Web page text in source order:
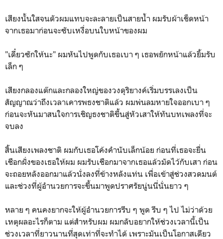
เสียงนั้นใสจนตัวผมแทบจะละลายเป็นสายน้ำ ผมรับผ้าเช็ดหน้า
จากเธอมาก่อนจะซับเหงื่อบนใบหน้าของผม
"เดี๋ยวซักให้นะ" ผมหันไปพูดกับเธอเบา ๆ เธอพยักหน้าแล้วยิ้มรับ
เล็ก ๆ
เสียงกลองแต๊กและกลองใหญ่ของวงดุริยางค์เริ่มบรรเลงเป็น
สัญญาณว่าถึงเวลาเคารพธงชาติแล้ว ผมพ่นลมหายใจออกเบา ๆ
ก่อนจะหันมาสนใจการเชิญธงชาติขึ้นสู่หัวเสาให้ทันบทเพลงที่จะ
จบลง
สิ้นเสียงเพลงชาติ ผมกับเธอโค้งคำนับเล็กน้อย ก่อนที่เธอจะยื่น
เชือกฝั่งของเธอให้ผม ผมรับเชือกมาจากเธอแล้วมัดไว้กับเสา ก่อน
จะถอยหลังออกมาแล้วนั่งลงที่ข้างหลังแท่น เพื่อเข้าสู่ช่วงสวดมนต์
และช่วงที่ผู้อำนวยการจะขึ้นมาพูดปราศรัยนู่นนี่นั่นยาว ๆ
หลาย ๆ คนคงยากจะให้ผู้อำนวยการรีบ ๆ พูด รีบ ๆ ไป ไม่ว่าด้วย
เหตุผลอะไรก็ตาม แต่สำหรับผม ผมกลับอยากให้ช่วงเวลานี้เป็น
ช่วงเวลาที่ยาวนานที่สุดเท่าที่จะทำได้ เพราะมันเป็นโอกาสเดียว